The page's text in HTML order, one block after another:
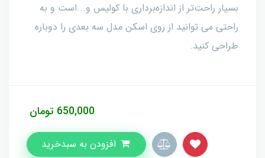
بسیار راحت‌تر از اندازه‌برداری با کولیس و...است و به
راحتی می توانید از روی اسکن مدل سه بعدی را دوباره
طراحی کنید.
650,000 تومان